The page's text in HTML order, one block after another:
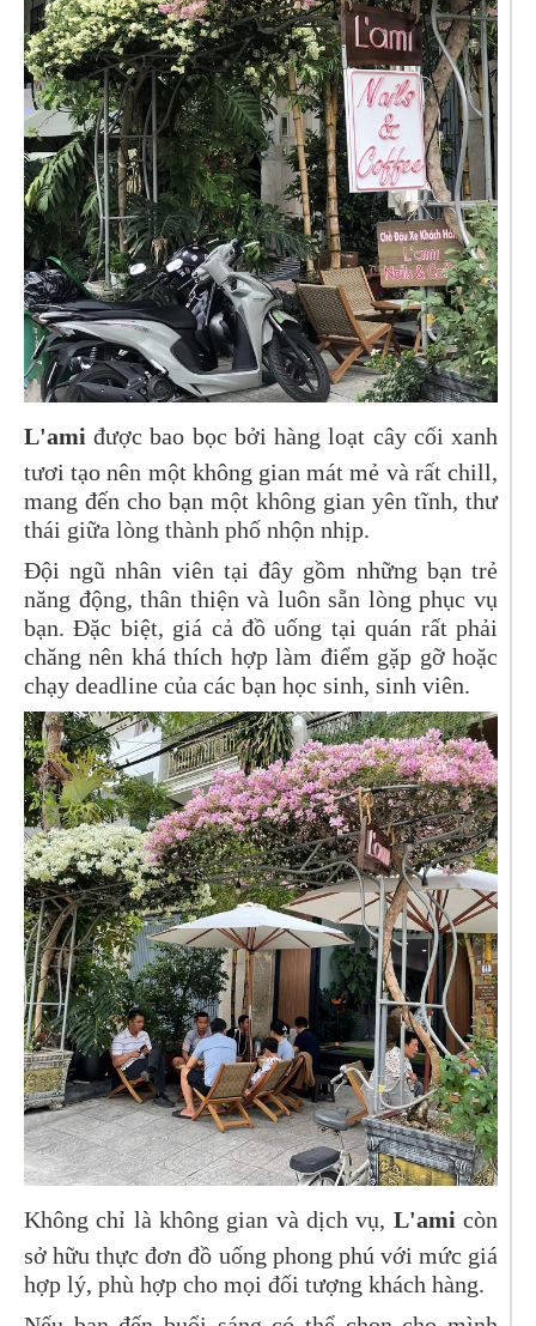
L'amiđược bao bọc bởi hàng loạt cây cối xanh
tươi tạo nên một không gian mát mẻ và rất chill,
mang đến cho bạn một không gian yên tĩnh, thư
thái giữa lòng thành phố nhộn nhịp.
Đội ngũ nhân viên tại đây gồm những bạn trẻ
năng động, thân thiện và luôn sẵn lòng phục vụ
bạn. Đặc biệt, giá cả đồ uống tại quán rất phải
chăng nên khá thích hợp làm điểm gặp gỡ hoặc
chạy deadline của các bạn học sinh, sinh viên.
Không chỉ là không gian và dịch vụ, L'amicòn
sở hữu thực đơn đồ uống phong phú với mức giá
hợp lý, phù hợp cho mọi đối tượng khách hàng.